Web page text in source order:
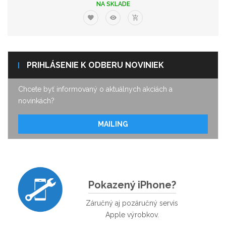
NA SKLADE
PRIHLÁSENIE K ODBERU NOVINIEK
Chcete byť informovaný o aktuálnych akciách a
novinkách?
MAILING
Pokazený iPhone?
Záručný aj pozáručný servis
Apple výrobkov.